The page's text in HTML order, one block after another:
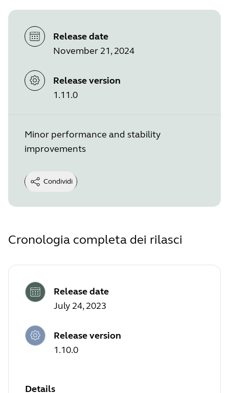
Release date
November 21, 2024
Release version
1.11.0
Minor performance and stability
improvements
Condividi
Cronologia completa dei rilasci
Release date
July 24, 2023
Release version
1.10.0
Details